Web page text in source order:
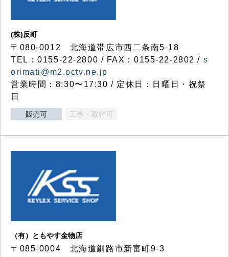
(株)反町
〒080-0012 北海道帯広市西二条南5-18
TEL：0155-22-2800 / FAX：0155-22-2802 / s
orimati@m2.octv.ne.jp
営業時間：8:30〜17:30 / 定休日：日曜日・祝祭
日
販売可 工事・取付可
（有）ともやす金物店
〒085-0004 北海道釧路市新富町9-3